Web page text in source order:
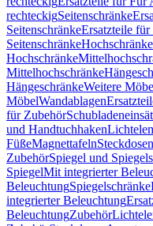
rechteckigSeitenschränke
SeitenschränkeErsatzteile
SeitenschränkeHochschränke
Hochschränke
Mittelhochschränke
HängeschränkeWeitere
MöbelWandablagen
für Zubehör
und Handtuchhaken
FüßeMagnettafelnSteckdosen
ZubehörSpiegel und
SpiegelMit integrierter
BeleuchtungSpiegelschränke
integrierter Beleuchtung
BeleuchtungZubehör